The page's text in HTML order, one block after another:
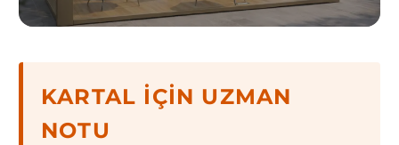
KARTAL İÇIN UZMAN
NOTU
States
Tüm